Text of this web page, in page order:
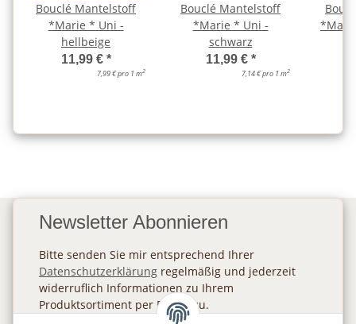
Bouclé Mantelstoff
*Marie * Uni -
hellbeige
11,99 € *
7,99 € pro 1 m2
Bouclé Mantelstoff
*Marie * Uni -
schwarz
11,99 € *
7,14 € pro 1 m2
Newsletter Abonnieren
Bitte senden Sie mir entsprechend Ihrer
Datenschutzerklärung regelmäßig und jederzeit
widerruflich Informationen zu Ihrem
Produktsortiment per E-Mail zu.